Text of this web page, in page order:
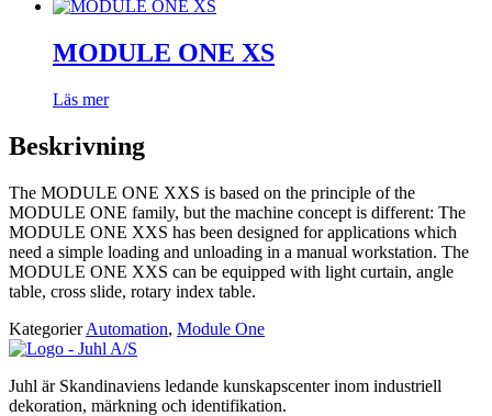
MODULE ONE XS
Läs mer
Beskrivning
The MODULE ONE XXS is based on the principle of the
MODULE ONE family, but the machine concept is different: The
MODULE ONE XXS has been designed for applications which
need a simple loading and unloading in a manual workstation. The
MODULE ONE XXS can be equipped with light curtain, angle
table, cross slide, rotary index table.
Kategorier Automation, Module One
Juhl är Skandinaviens ledande kunskapscenter inom industriell
dekoration, märkning och identifikation.